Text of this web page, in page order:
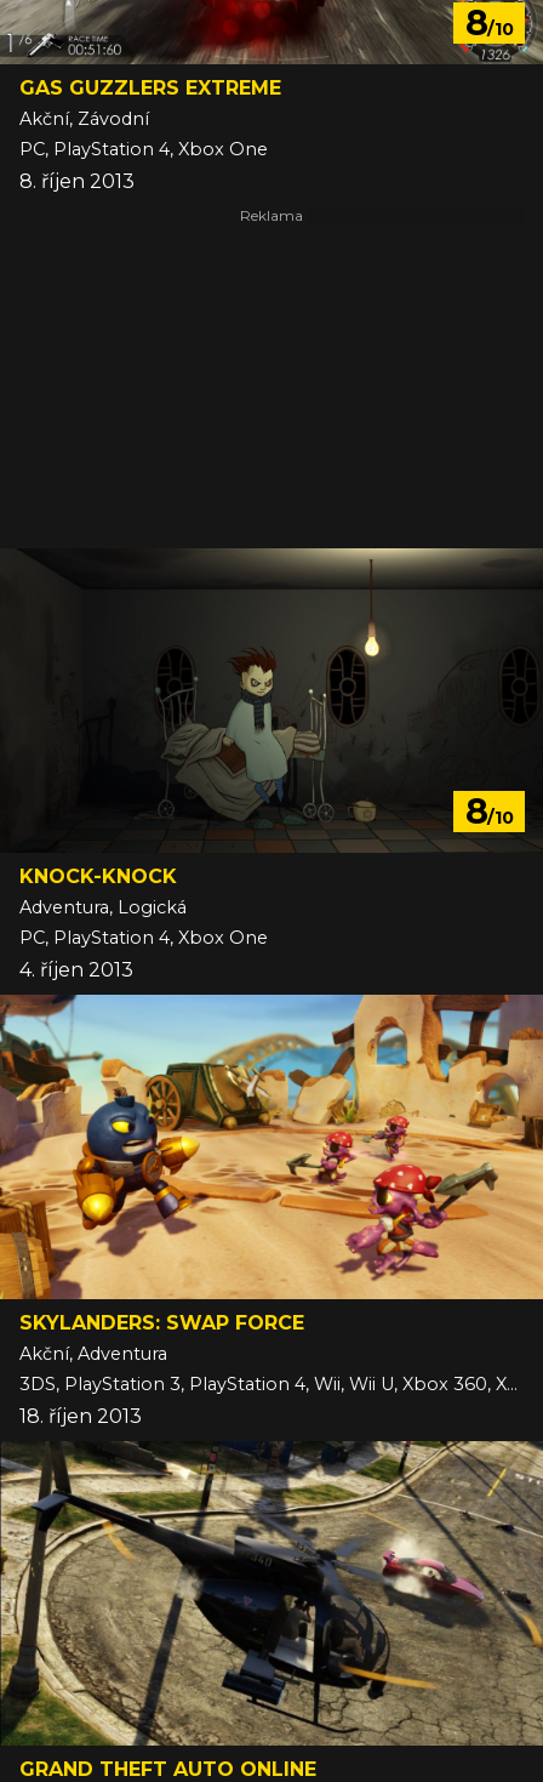
8/10
GAS GUZZLERS EXTREME
Akční, Závodní
PC, PlayStation 4, Xbox One
8. říjen 2013
8/10
KNOCK-KNOCK
Adventura, Logická
PC, PlayStation 4, Xbox One
4. říjen 2013
SKYLANDERS: SWAP FORCE
Akční, Adventura
3DS, PlayStation 3, PlayStation 4, Wii, Wii U, Xbox 360, Xbox One
18. říjen 2013
GRAND THEFT AUTO ONLINE